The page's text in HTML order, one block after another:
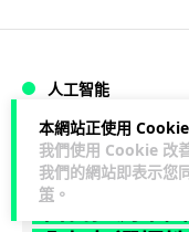
本網站正使用 Cookie
我們使用 Cookie 改
我們的網站即表示您
策 。
人工智能
Lawton 1 日
白宮拒測中